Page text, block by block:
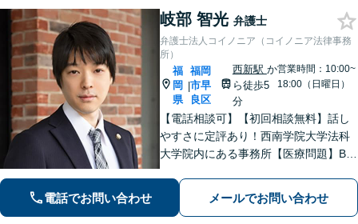
岐部 智光 弁護士
弁護士法人コイノニア（コイノニア法律事務
所）
福
岡
県
|
福岡
市早
良区
西新駅 か
ら徒歩5
分
営業時間：10:00~
18:00（日曜日）
【電話相談可】【初回相談無料】話し
やすさに定評あり！西南学院大学法科
大学院内にある事務所【医療問題】B型
理の解決実績100件以上【刑事事件】粘
り強い交渉。迅速に接見します【当
電話でお問い合わせ メールでお問い合わせ